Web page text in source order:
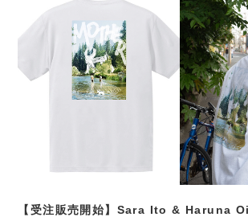
【受注販売開始】Sara Ito & Haruna